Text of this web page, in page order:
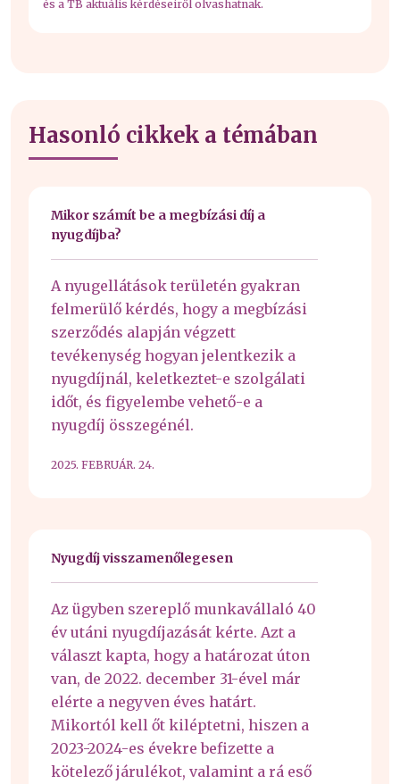
és a TB aktuális kérdéseiről olvashatnak.
Hasonló cikkek a témában
Mikor számít be a megbízási díj a
nyugdíjba?
A nyugellátások területén gyakran
felmerülő kérdés, hogy a megbízási
szerződés alapján végzett
tevékenység hogyan jelentkezik a
nyugdíjnál, keletkeztet-e szolgálati
időt, és figyelembe vehető-e a
nyugdíj összegénél.
2025. FEBRUÁR. 24.
Nyugdíj visszamenőlegesen
Az ügyben szereplő munkavállaló 40
év utáni nyugdíjazását kérte. Azt a
választ kapta, hogy a határozat úton
van, de 2022. december 31-ével már
elérte a negyven éves határt.
Mikortól kell őt kiléptetni, hiszen a
2023-2024-es évekre befizette a
kötelező járulékot, valamint a rá eső